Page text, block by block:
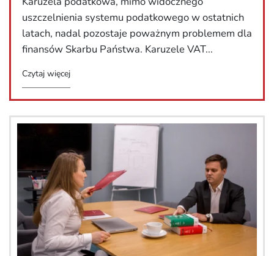
uszczelnienia systemu podatkowego w ostatnich
latach, nadal pozostaje poważnym problemem dla
finansów Skarbu Państwa. Karuzele VAT...
Czytaj więcej